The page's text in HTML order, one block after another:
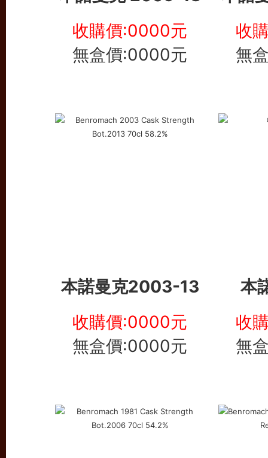
收購價:0000元
無盒價:0000元
收
無
本諾曼克2003-13
本
收購價:0000元
無盒價:0000元
收
無